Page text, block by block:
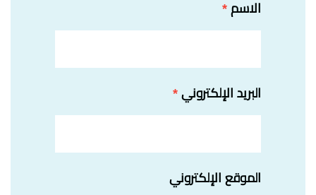
الاسم *
البريد الإلكتروني *
الموقع الإلكتروني